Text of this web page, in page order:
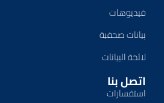
فيديوهات
بيانات صحفية
لائحة البيانات
اتصل بنا
استفسارات